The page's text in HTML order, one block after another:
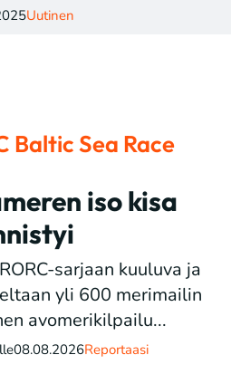
Uutinen
Baltic Sea Race
iso kisa
sarjaan kuuluva ja
yli 600 merimailin
avomerikilpailu...
08.08.2026Reportaasi